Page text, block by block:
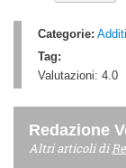
Categorie:
Tag:
Valutazioni: 4.0
Redazione
Altri articoli di